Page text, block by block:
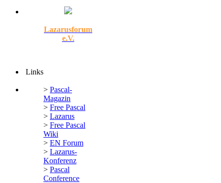
Lazarusforum
e.V.
Links
> Pascal-
Magazin
> Free Pascal
> Lazarus
> Free Pascal
Wiki
> EN Forum
> Lazarus-
Konferenz
> Pascal
Conference